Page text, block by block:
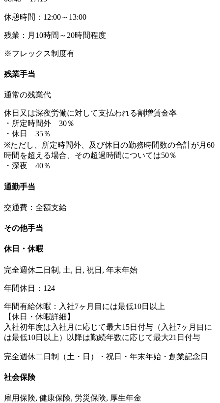
休憩時間：12:00～13:00
残業：月10時間～20時間程度
※フレックス制度有
残業手当
通常の残業代
休日又は深夜労働に対して支払われる割増賃金率
・所定時間外 30％
・休日 35％
※ただし、所定時間外、及び休日の勤務時間数の合計が月60
時間を超える場合、その超過時間については50％
・深夜 40％
通勤手当
交通費：全額支給
その他手当
休日・休暇
完全週休二日制, 土, 日, 祝日, 年末年始
年間休日：124
年間有給休暇：入社7ヶ月目には最低10日以上
【休日・休暇詳細】
入社初年度は入社月に応じて最大15日付与（入社7ヶ月目に
は最低10日以上）以降は勤続年数に応じて最大21日付与
完全週休二日制（土・日）・祝日・年末年始・創業記念日
社会保険
雇用保険, 健康保険, 労災保険, 厚生年金